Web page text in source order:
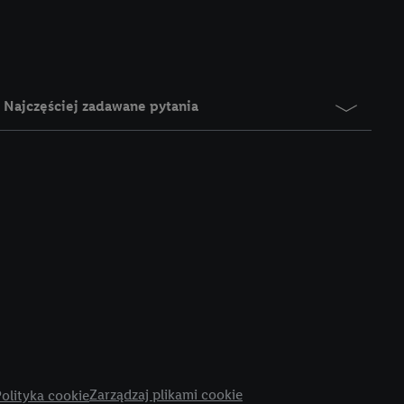
Najczęściej zadawane pytania
cookieZarządzaj plikami cookie
użyciu adresu IP i
usług Lidl. W
danych Utiq
znaleźć w
Klikając
danych i prawo
cele
w formie słów
dostarczanie i